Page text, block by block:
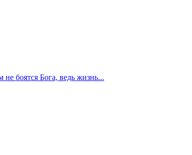
боятся Бога, ведь жизнь...